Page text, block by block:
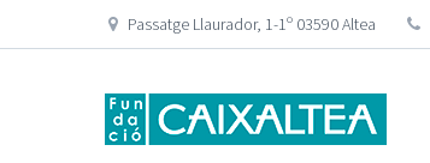
Passatge Llaurador, 1-1º 03590 Altea